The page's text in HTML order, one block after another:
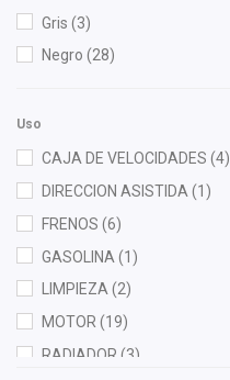
Interfil(1)
KEM(1)
Mann Filter
Master Cut(1)
NGK (1)
OEP (4)
Gris (3)
Negro (28)
Uso
CAJA DE VELOCIDADES (4)
DIRECCION ASISTIDA (1)
FRENOS (6)
GASOLINA (1)
LIMPIEZA(2)
MOTOR (19)
RADIADOR (3)